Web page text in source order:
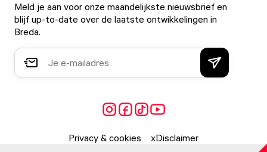
Meld je aan voor onze maandelijkste nieuwsbrief en
blijf up-to-date over de laatste ontwikkelingen in
Breda.
Privacy & cookies Disclaimer